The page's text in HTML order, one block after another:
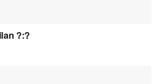
?:?